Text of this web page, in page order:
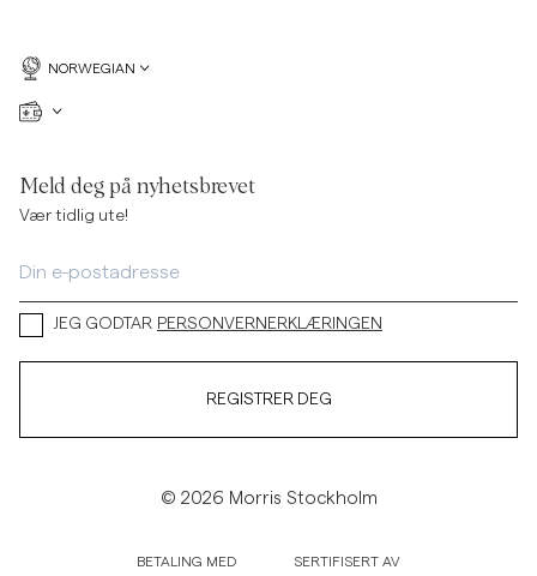
NORWEGIAN
Meld deg på nyhetsbrevet
Vær tidlig ute!
JEG GODTAR PERSONVERNERKLÆRINGEN
REGISTRER DEG
© 2026 Morris Stockholm
BETALING MED SERTIFISERT AV